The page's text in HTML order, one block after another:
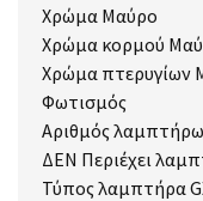
Χρώμα Μαύρο
Χρώμα κορμού
Χρώμα πτερυγίων
Φωτισμός
Αριθμός
ΔΕΝ Περιέχει
Τύπος λαμπτήρα